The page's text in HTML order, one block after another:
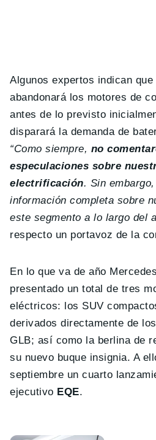
Algunos expertos indican
abandonará los motores de
antes de lo previsto
disparará la demanda de
“Como siempre, no
especulaciones sobre
electrificación. Sin
información completa sobre
este segmento a lo largo del
respecto un portavoz de la
En lo que va de año
presentado un total de tres
eléctricos: los SUV
derivados directamente de
GLB; así como la berlina de
su nuevo buque insignia. A
septiembre un cuarto
ejecutivo EQE.